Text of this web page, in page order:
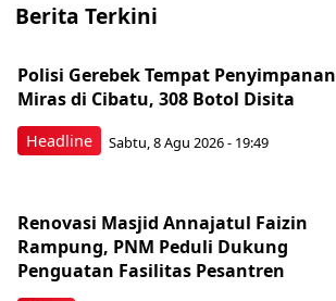
Berita Terkini
Headline
Polisi Gerebek Tempat Penyimpanan
Miras di Cibatu, 308 Botol Disita
Sabtu, 8 Agu 2026 - 19:49
Renovasi Masjid Annajatul Faizin
Rampung, PNM Peduli Dukung
Penguatan Fasilitas Pesantren